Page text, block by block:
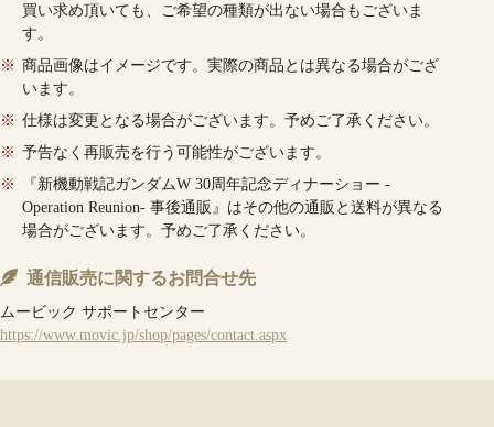
買い求め頂いても、ご希望の種類が出ない場合もございま
す。
※ 商品画像はイメージです。実際の商品とは異なる場合がござ
います。
※ 仕様は変更となる場合がございます。予めご了承ください。
※ 予告なく再販売を行う可能性がございます。
※
『新機動戦記ガンダムW 30周年記念ディナーショー -
Operation Reunion- 事後通販』はその他の通販と送料が異なる
場合がございます。予めご了承ください。
通信販売に関するお問合せ先
ムービック サポートセンター
https://www.movic.jp/shop/pages/contact.aspx